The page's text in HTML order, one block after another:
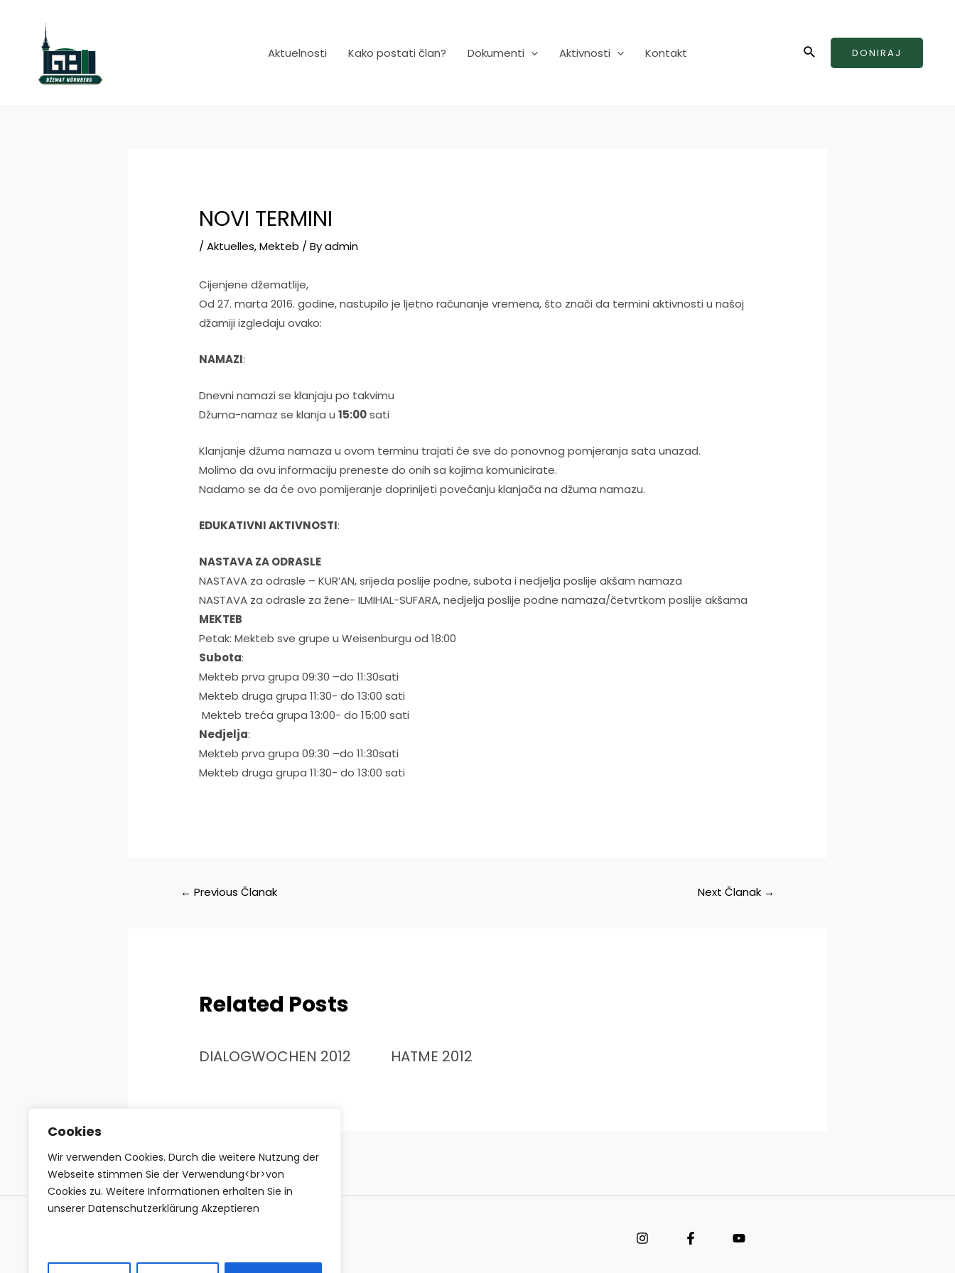
Cookies
Wir verwenden Cookies. Durch die weitere Nutzung der
Webseite stimmen Sie der Verwendung<br>von
Cookies zu. Weitere Informationen erhalten Sie in
unserer Datenschutzerklärung Akzeptieren
content
Aktuelnosti Kako postati član? Dokumenti Aktivnosti Kontakt Search DONIRAJ
NOVI TERMINI
/Aktuelles,Mekteb / Byadmin
Cijenjene džematlije,
Od 27. marta 2016. godine, nastupilo je ljetno računanje vremena, što znači da termini aktivnosti u našoj
džamiji izgledaju ovako:
NAMAZI:
Dnevni namazi se klanjaju po takvimu
Džuma-namaz se klanja u15:00sati
Klanjanje džuma namaza u ovom terminu trajati će sve do ponovnog pomjeranja sata unazad.
Molimo da ovu informaciju preneste do onih sa kojima komunicirate.
Nadamo se da će ovo pomijeranje doprinijeti povećanju klanjača na džuma namazu.
EDUKATIVNI AKTIVNOSTI:
NASTAVA ZA ODRASLE
NASTAVA za odrasle – KUR’AN, srijeda poslije podne, subota i nedjelja poslije akšam namaza
NASTAVA za odrasle za žene- ILMIHAL-SUFARA, nedjelja poslije podne namaza/četvrtkom poslije akšama
MEKTEB
Petak:​​​ Mekteb sve grupe u Weisenburgu od 18:00
Subota:
Mekteb prva grupa 09:30 –do 11:30sati
Mekteb druga grupa 11:30- do 13:00 sati
​​​ Mekteb treća grupa 13:00- do 15:00 sati
Nedjelja:
Mekteb prva grupa 09:30 –do 11:30sati
Mekteb druga grupa 11:30- do 13:00 sati
Navigacija
← Previous Članak Next Članak →
Related Posts
DIALOGWOCHEN 2012 HATME 2012